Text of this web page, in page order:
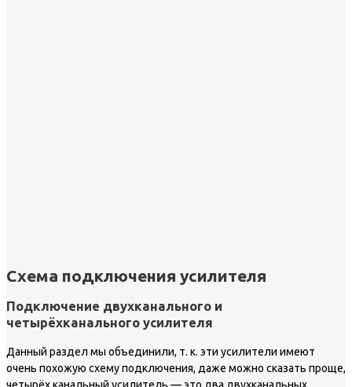
Схема подключения усилителя
Подключение двухканального и
четырёхканального усилителя
Данный раздел мы объединили, т. к. эти усилители имеют
очень похожую схему подключения, даже можно сказать проще,